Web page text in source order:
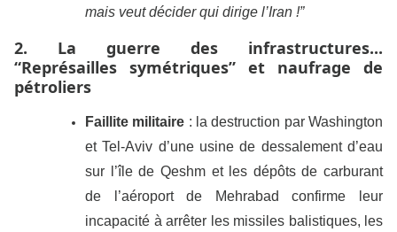
mais veut décider qui dirige l’Iran !”
2. La guerre des infrastructures...
“Représailles symétriques” et naufrage de
pétroliers
Faillite militaire : la destruction par Washington
et Tel-Aviv d’une usine de dessalement d’eau
sur l’île de Qeshm et les dépôts de carburant
de l’aéroport de Mehrabad confirme leur
incapacité à arrêter les missiles balistiques, les